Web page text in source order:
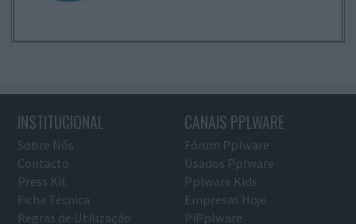
INSTITUCIONAL
Sobre Nós
Contacto
Press Kit
Ficha Técnica
Regras de Utilização
CANAIS PPLWARE
Fórum Pplware
Usados Pplware
Pplware Kids
Empresas Hoje
PiPplware